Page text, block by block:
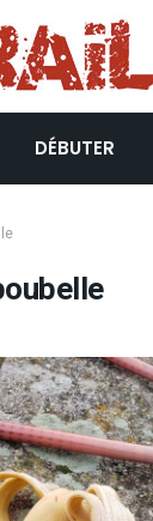
DÉBUTER